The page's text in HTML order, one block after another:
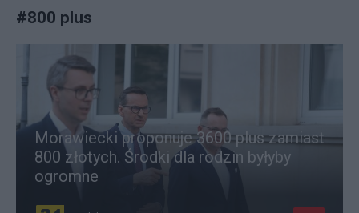
#800 plus
Morawiecki proponuje 3600 plus zamiast
800 złotych. Środki dla rodzin byłyby
ogromne